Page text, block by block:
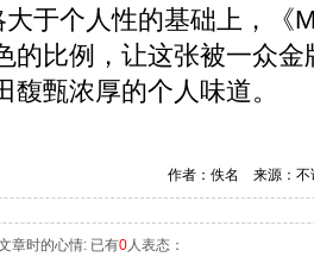
于个人性的基础上，《
的比例，让这张被一众
馥甄浓厚的个人味道。
作者：佚名 来源：
章时的心情: 已有0人表态：